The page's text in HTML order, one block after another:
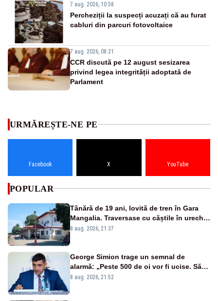
7 aug. 2026, 10:58
Percheziții la suspecți acuzați că au furat
cabluri din parcuri fotovoltaice
7 aug. 2026, 08:21
CCR discută pe 12 august sesizarea
privind legea integrității adoptată de
Parlament
URMĂREȘTE-NE PE
Facebook X YouTube
POPULAR
Tânără de 19 ani, lovită de tren în Gara
Mangalia. Traversase cu căștile în urechi
liniile printr-un loc nepermis
8 aug. 2026, 21:37
George Simion trage un semnal de
alarmă: „Peste 500 de oi vor fi ucise. Să
vedem dacă ciobanii vor fi despăgubiți”
8 aug. 2026, 21:52